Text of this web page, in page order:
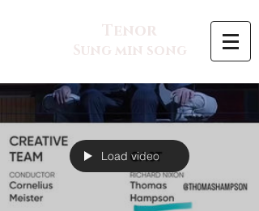
Tenor
Sung min song
Load video